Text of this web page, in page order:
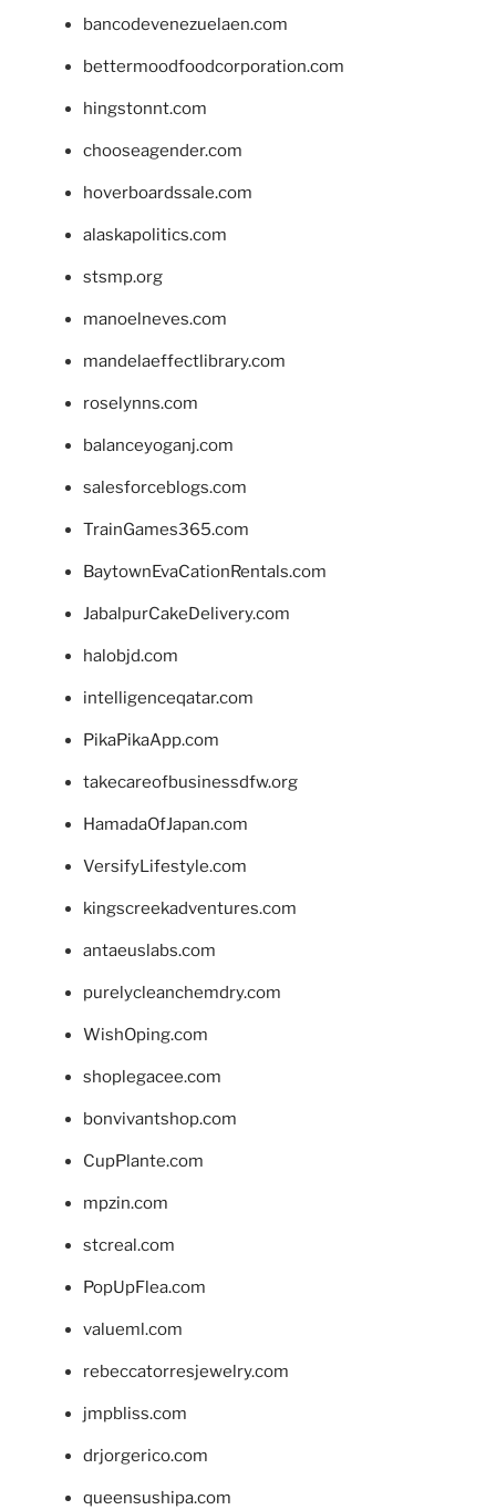
bancodevenezuelaen.com
bettermoodfoodcorporation.com
hingstonnt.com
chooseagender.com
hoverboardssale.com
alaskapolitics.com
stsmp.org
manoelneves.com
mandelaeffectlibrary.com
roselynns.com
balanceyoganj.com
salesforceblogs.com
TrainGames365.com
BaytownEvaCationRentals.com
JabalpurCakeDelivery.com
halobjd.com
intelligenceqatar.com
PikaPikaApp.com
takecareofbusinessdfw.org
HamadaOfJapan.com
VersifyLifestyle.com
kingscreekadventures.com
antaeuslabs.com
purelycleanchemdry.com
WishOping.com
shoplegacee.com
bonvivantshop.com
CupPlante.com
mpzin.com
stcreal.com
PopUpFlea.com
valueml.com
rebeccatorresjewelry.com
jmpbliss.com
drjorgerico.com
queensushipa.com